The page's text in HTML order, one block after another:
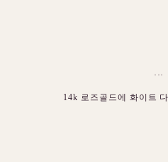
···
14k 로즈골드에 화이트